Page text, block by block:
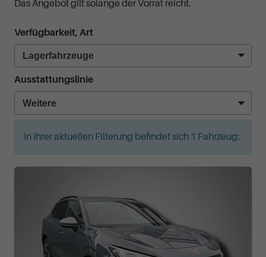
Das Angebot gilt solange der Vorrat reicht.
Verfügbarkeit, Art
Ausstattungslinie
In Ihrer aktuellen Filterung befindet sich 1 Fahrzeug: